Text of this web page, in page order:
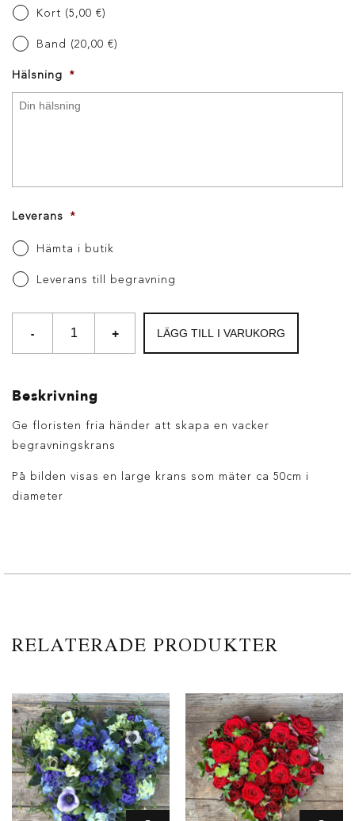
Kort (5,00 €)
Band (20,00 €)
Hälsning *
Leverans *
Hämta i butik
Leverans till begravning
- + LÄGG TILL I VARUKORG
Beskrivning
Ge floristen fria händer att skapa en vacker
begravningskrans
På bilden visas en large krans som mäter ca 50cm i
diameter
RELATERADE PRODUKTER